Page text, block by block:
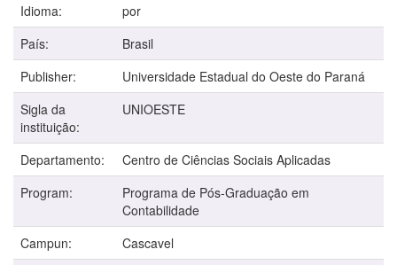
Idioma:
por
País:
Brasil
Publisher:
Universidade Estadual do Oeste do Paraná
Sigla da
instituição:
UNIOESTE
Departamento:
Centro de Ciências Sociais Aplicadas
Program:
Programa de Pós-Graduação em
Contabilidade
Campun:
Cascavel